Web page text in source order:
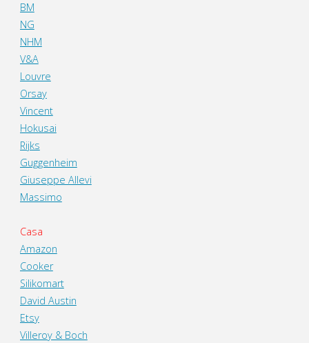
BM
NG
NHM
V&A
Louvre
Orsay
Vincent
Hokusai
Rijks
Guggenheim
Giuseppe Allevi
Massimo
Casa
Amazon
Cooker
Silikomart
David Austin
Etsy
Villeroy & Boch